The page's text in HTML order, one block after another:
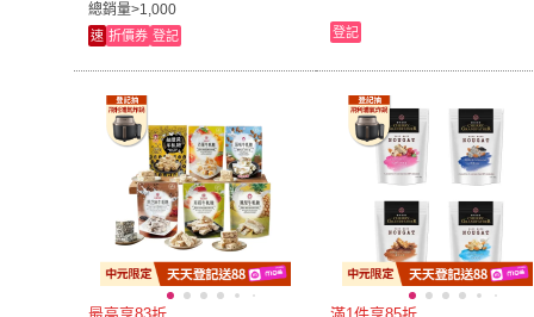
總銷量>1,000
速 折價券 登記 登記